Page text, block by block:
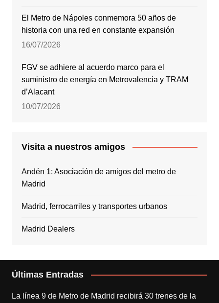
El Metro de Nápoles conmemora 50 años de
historia con una red en constante expansión
16/07/2026
FGV se adhiere al acuerdo marco para el
suministro de energía en Metrovalencia y TRAM
d’Alacant
10/07/2026
Visita a nuestros amigos
Andén 1: Asociación de amigos del metro de
Madrid
Madrid, ferrocarriles y transportes urbanos
Madrid Dealers
Últimas Entradas
La línea 9 de Metro de Madrid recibirá 30 trenes de la